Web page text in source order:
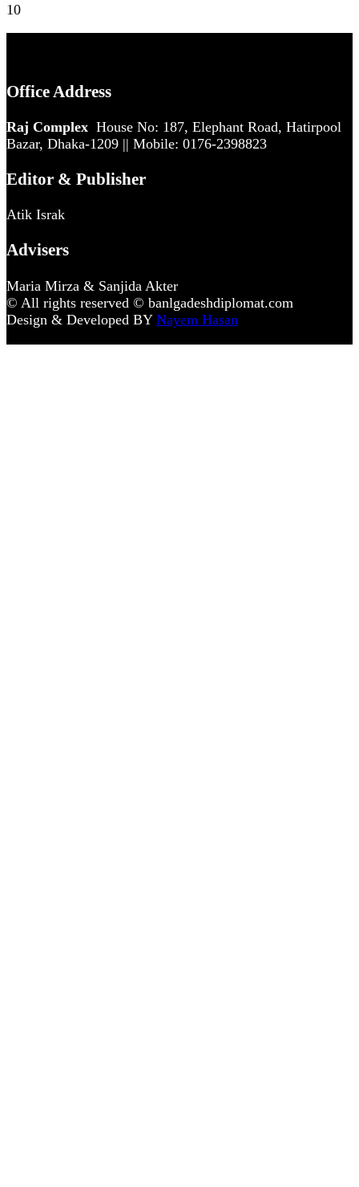
10
Office Address
Raj Complex House No: 187, Elephant Road, Hatirpool
Bazar, Dhaka-1209 || Mobile: 0176-2398823
Editor & Publisher
Atik Israk
Advisers
Maria Mirza & Sanjida Akter
© All rights reserved © banlgadeshdiplomat.com
Design & Developed BY Nayem Hasan